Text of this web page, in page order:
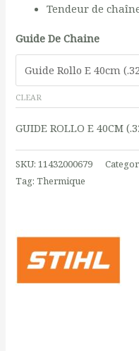
Tendeur de
Guide De Chaine
CLEAR
GUIDE ROLLO E 40CM
SKU:11432000679
Tag:Thermique